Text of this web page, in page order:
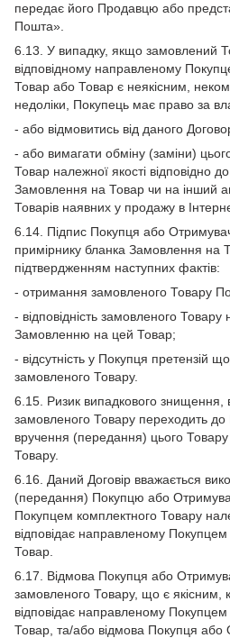
передає його Продавцю або
Пошта».
6.13. У випадку, якщо замовлений
відповідному направленому
Товар або Товар є неякісним,
недоліки, Покупець має право за
- або відмовитись від даного
- або вимагати обміну (заміни)
Товар належної якості відповідно
Замовлення на Товар чи на інший
Товарів наявних у продажу в
6.14. Підпис Покупця або
примірнику бланка Замовлення на
підтвердженням наступних фактів:
- отримання замовленого Товару
- відповідність замовленого
Замовленню на цей Товар;
- відсутність у Покупця претензій
замовленого Товару.
6.15. Ризик випадкового
замовленого Товару переходить
вручення (передання) цього
Товару.
6.16. Даний Договір вважається
(передання) Покупцю або
Покупцем комплектного Товару
відповідає направленому
Товар.
6.17. Відмова Покупця або
замовленого Товару, що є якісним,
відповідає направленому
Товар, та/або відмова Покупця або